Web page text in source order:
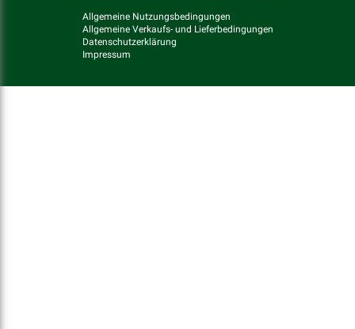
Allgemeine Nutzungsbedingungen
Allgemeine Verkaufs- und Lieferbedingungen
Datenschutzerklärung
Impressum